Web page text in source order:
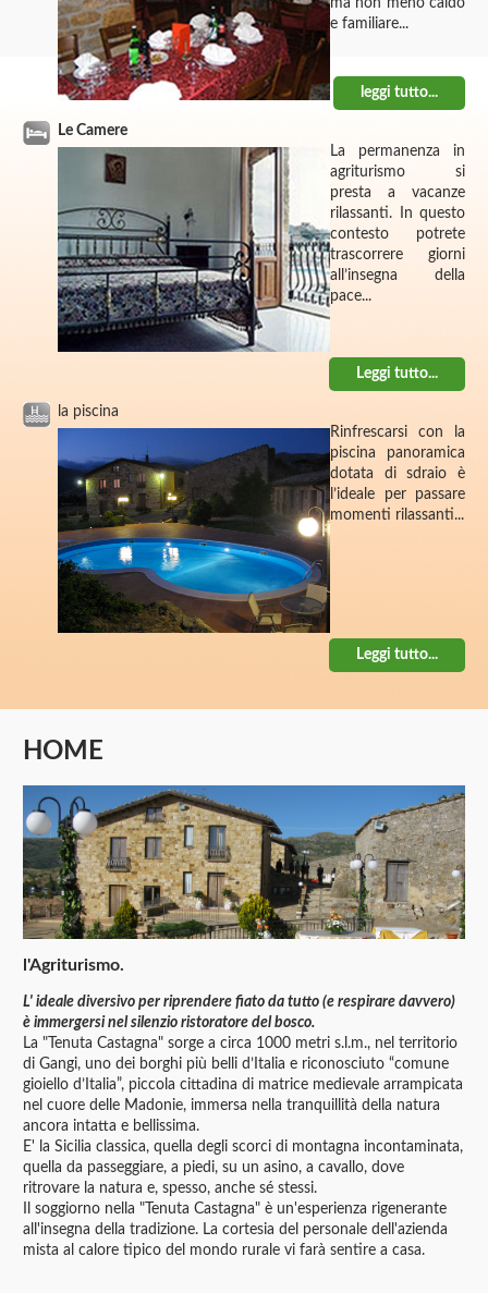
ma non meno caldo
e familiare...
leggi tutto...
Le Camere
La permanenza in
agriturismo si
presta a vacanze
rilassanti. In questo
contesto potrete
trascorrere giorni
all’insegna della
pace...
Leggi tutto...
la piscina
Rinfrescarsi con la
piscina panoramica
dotata di sdraio è
l’ideale per passare
momenti rilassanti...
Leggi tutto...
HOME
l'Agriturismo.
L' ideale diversivo per riprendere fiato da tutto (e respirare davvero)
è immergersi nel silenzio ristoratore del bosco.
La "Tenuta Castagna" sorge a circa 1000 metri s.l.m., nel territorio
di Gangi, uno dei borghi più belli d’Italia e riconosciuto “comune
gioiello d’Italia”, piccola cittadina di matrice medievale arrampicata
nel cuore delle Madonie, immersa nella tranquillità della natura
ancora intatta e bellissima.
E' la Sicilia classica, quella degli scorci di montagna incontaminata,
quella da passeggiare, a piedi, su un asino, a cavallo, dove
ritrovare la natura e, spesso, anche sé stessi.
Il soggiorno nella "Tenuta Castagna" è un'esperienza rigenerante
all'insegna della tradizione. La cortesia del personale dell'azienda
mista al calore tipico del mondo rurale vi farà sentire a casa.